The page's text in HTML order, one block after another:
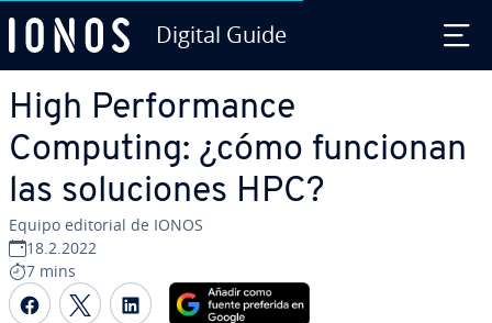
Digital Guide
High Pe­r­fo­r­ma­n­ce
Computing: ¿cómo funcionan
las so­lu­cio­nes HPC?
Equipo editorial de IONOS
18.2.2022
7 mins
Compartir Facebook
Compartir Twitter
Compartir LinkedIn